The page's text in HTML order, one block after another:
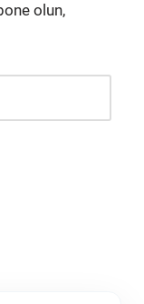
olun,